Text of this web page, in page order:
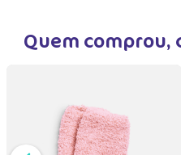
Quem comprou,